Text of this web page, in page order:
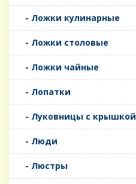
- Ложки кулинарные
- Ложки столовые
- Ложки чайные
- Лопатки
- Луковницы с крышкой
- Люди
- Люстры